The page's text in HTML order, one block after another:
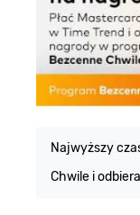
Najwyższy
Chwile i